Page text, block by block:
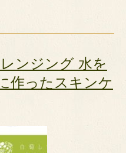
ンジング 水を
作ったスキンケ